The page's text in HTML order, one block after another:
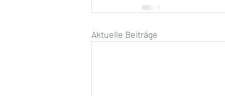
Aktuelle Beiträge